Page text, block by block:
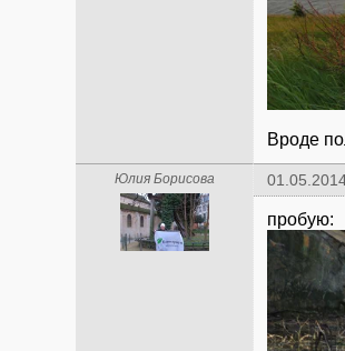
Вроде
Юлия Борисова